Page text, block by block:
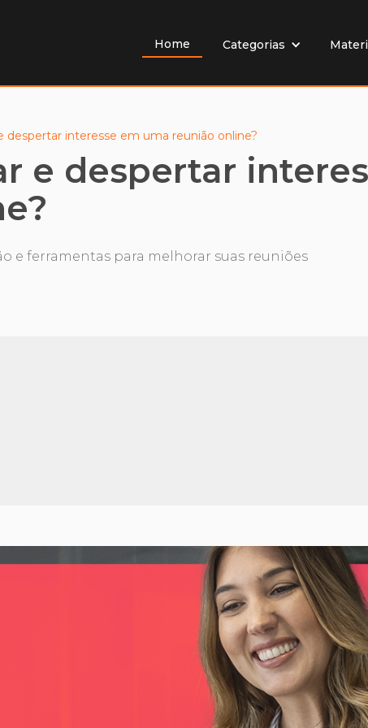
Home Categorias
despertar interesse em uma reunião online?
e despertar
e ferramentas para melhorar suas reuniões